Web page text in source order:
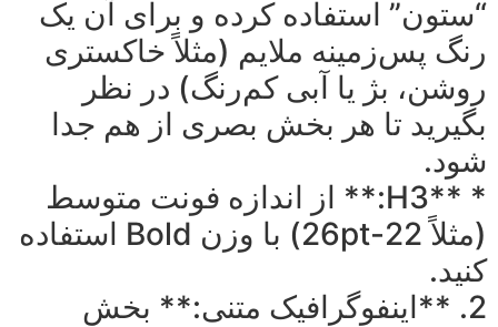
“ستون” استفاده کرده و برای آن یک
رنگ پس‌زمینه ملایم (مثلاً خاکستری
روشن، بژ یا آبی کم‌رنگ) در نظر
بگیرید تا هر بخش بصری از هم جدا
شود.
* **H3:** از اندازه فونت متوسط
(مثلاً 22-26pt) با وزن Bold استفاده
کنید.
2. **اینفوگرافیک متنی:** بخش